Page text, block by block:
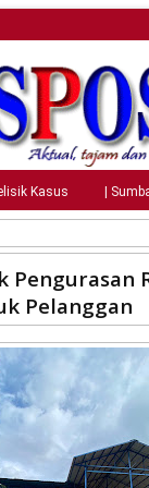
Kasus |
Pengurasan
Pelanggan